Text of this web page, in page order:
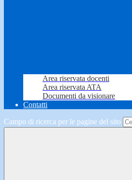
Area riservata docenti
Area riservata ATA
Documenti da visionare
Contatti
Campo di ricerca per le pagine del sito